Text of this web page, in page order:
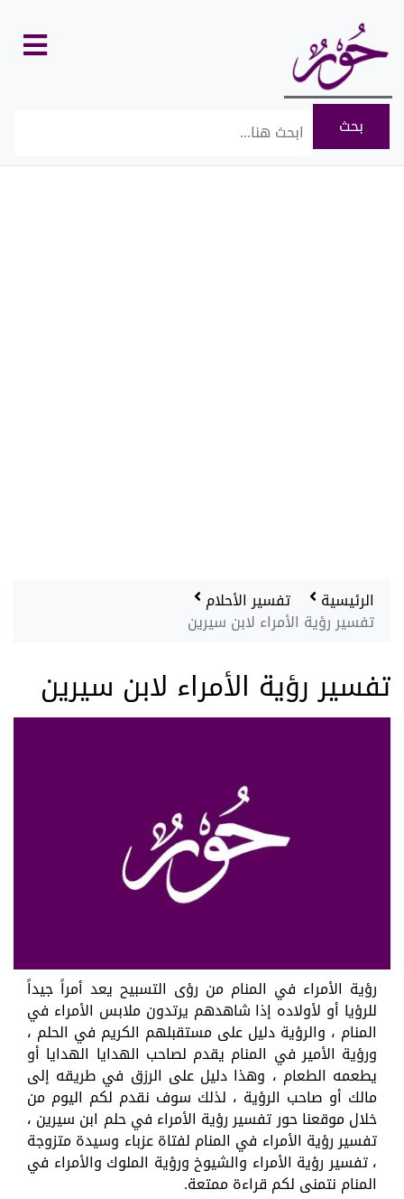
الرئيسية تفسير الأحلام
تفسير رؤية الأمراء لابن سيرين
تفسير رؤية الأمراء لابن سيرين
رؤية الأمراء في المنام من رؤى التسبيح يعد أمراً جيداً
للرؤيا أو لأولاده إذا شاهدهم يرتدون ملابس الأمراء في
المنام ، والرؤية دليل على مستقبلهم الكريم في الحلم ،
ورؤية الأمير في المنام يقدم لصاحب الهدايا الهدايا أو
يطعمه الطعام ، وهذا دليل على الرزق في طريقه إلى
مالك أو صاحب الرؤية ، لذلك سوف نقدم لكم اليوم من
خلال موقعنا حور تفسير رؤية الأمراء في حلم ابن سيرين ،
تفسير رؤية الأمراء في المنام لفتاة عزباء وسيدة متزوجة
، تفسير رؤية الأمراء والشيوخ ورؤية الملوك والأمراء في
المنام نتمنى لكم قراءة ممتعة.